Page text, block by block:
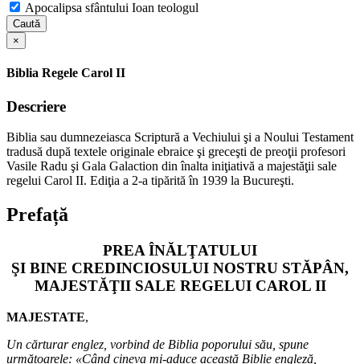
Apocalipsa sfântului Ioan teologul
Caută
×
Biblia Regele Carol II
Descriere
Biblia sau dumnezeiasca Scriptură a Vechiului şi a Noului Testament
tradusă după textele originale ebraice şi greceşti de preoţii profesori
Vasile Radu şi Gala Galaction din înalta iniţiativă a majestăţii sale
regelui Carol II. Ediţia a 2-a tipărită în 1939 la Bucureşti.
Prefață
PREA ÎNĂLŢATULUI
ŞI BINE CREDINCIOSULUI NOSTRU STĂPÂN,
MAJESTĂŢII SALE REGELUI CAROL II
MAJESTATE,
Un cărturar englez, vorbind de Biblia poporului său, spune
următoarele: «Când cineva mi-aduce această Biblie engleză,